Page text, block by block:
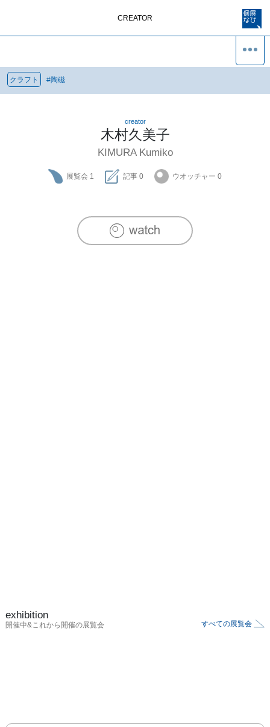
CREATOR
クラフト #陶磁
creator
木村久美子
KIMURA Kumiko
展覧会 1 記事 0 ウオッチャー 0
exhibition
開催中&これから開催の展覧会 すべての展覧会